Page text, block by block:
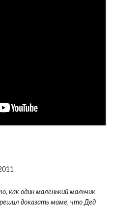
как один маленький мальчик
доказать маме, что Дед